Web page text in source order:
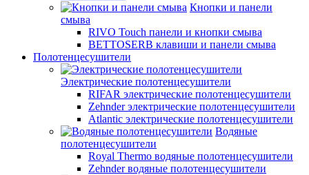
Кнопки и панели
смыва
RIVO Touch панели и кнопки смыва
BETTOSERB клавиши и панели смыва
Полотенцесушители
Электрические полотенцесушители
RIFAR электрические полотенцесушители
Zehnder электрические полотенцесушители
Atlantic электрические полотенцесушители
Водяные
полотенцесушители
Royal Thermo водяные полотенцесушители
Zehnder водяные полотенцесушители